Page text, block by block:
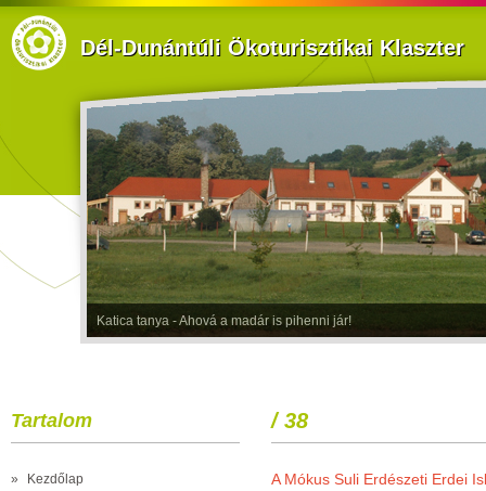
Dél-Dunántúli Ökoturisztikai Klaszter
Katica tanya - Ahová a madár is pihenni jár!
Tartalom
»
Kezdőlap
/ 38
A Mókus Suli Erdészeti Erdei